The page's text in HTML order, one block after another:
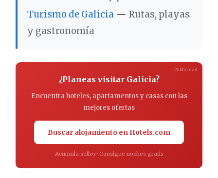
Turismo de Galicia — Rutas, playas
y gastronomía
¿Planeas visitar Galicia?
Encuentra hoteles, apartamentos y casas con las
mejores ofertas
Buscar alojamiento en Hotels.com
Acumula sellos · Consigue noches gratis
Publicidad